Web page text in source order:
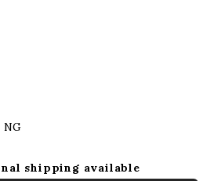
NG
shipping available